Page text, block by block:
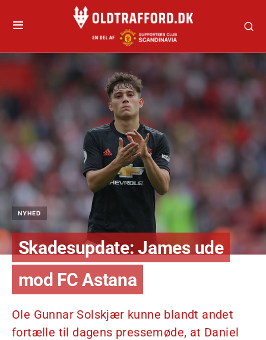
NYHED
Skadesupdate: James ude
mod FC Astana
Ole Gunnar Solskjær kunne blandt andet
fortælle til dagens pressemøde, at Daniel